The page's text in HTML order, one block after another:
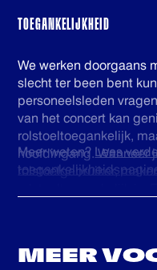
TicketSwap worden
plezier!
TOEGANKELIJKHEID
We werken doorgaans
slecht ter been bent
personeelsleden
van het concert kan
rolstoeltoegankelijk,
hoofdingang. Wanneer
rolstoelgebruiker,
info@dehelling.nlof
Meer weten? Lees
MEER